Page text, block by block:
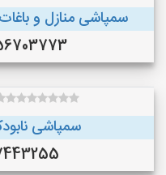
سمپاشی منازل و
09056703773
سمپاشی